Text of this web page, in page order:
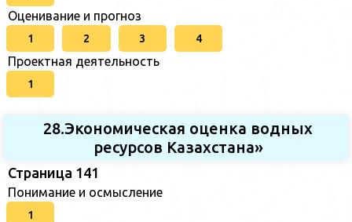
Оценивание и прогноз
1 2 3 4
Проектная деятельность
1
28.Экономическая оценка водных
ресурсов Казахстана»
Страница 141
Понимание и осмысление
1